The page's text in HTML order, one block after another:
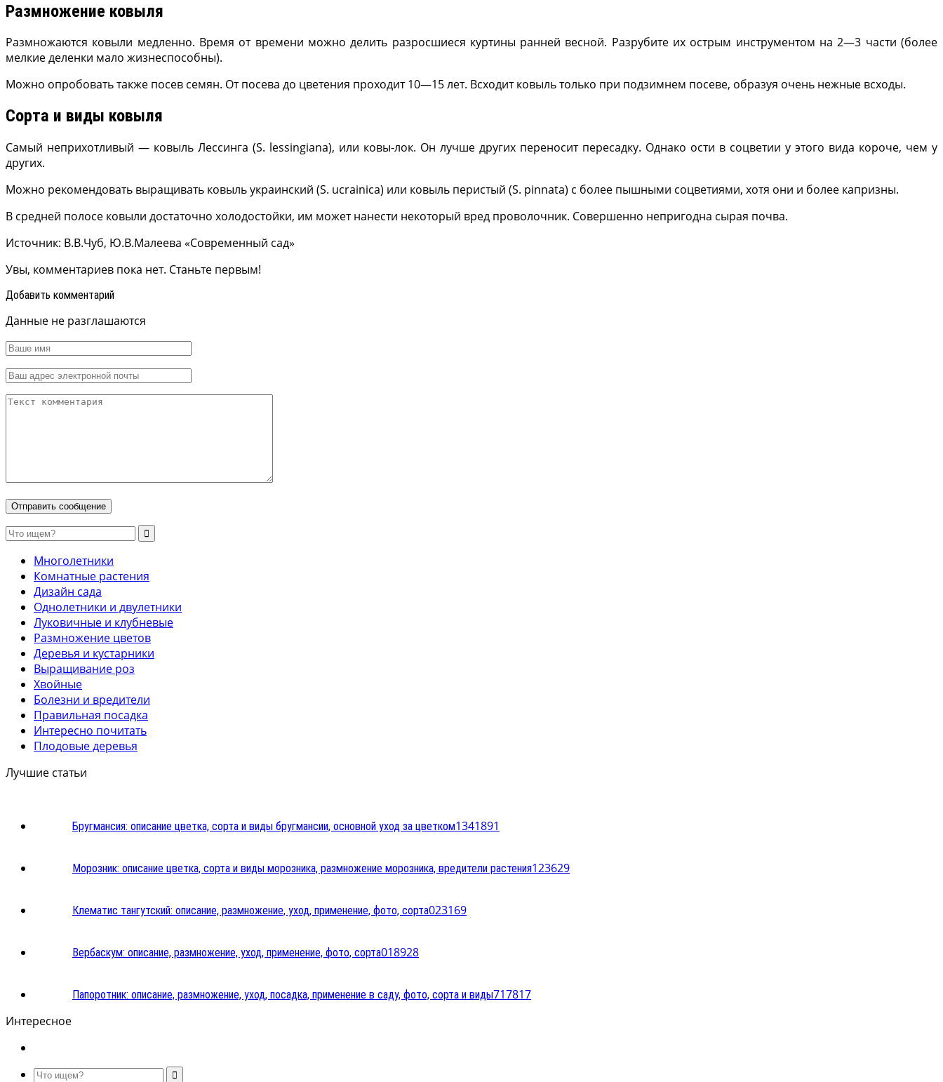
Размножение ковыля
Размножаются ковыли медленно. Время от времени можно делить разросшиеся куртины ранней весной. Разрубите их острым инструмен­том на 2—3 части (более
мелкие деленки мало жизнеспособны).
Мож­но опробовать также посев семян. От посева до цветения проходит 10—15 лет. Всходит ковыль только при подзимнем посеве, образуя очень нежные всходы.
Сорта и виды ковыля
Самый неприхотливый — ковыль Лессинга (S. lessingiana), или ковы-лок. Он лучше других переносит пересадку. Однако ости в соцветии у этого вида короче, чем у
других.
Можно рекомендовать выращивать ковыль украинский (S. ucrainica) или ковыль перистый (S. pinnata) с более пышными соцветиями, хотя они и более капризны.
В средней полосе ковыли достаточно холодостойки, им может нанес­ти некоторый вред проволочник. Совершенно непригодна сырая почва.
Источник: В.В.Чуб, Ю.В.Малеева «Современный сад»
Увы, комментариев пока нет. Станьте первым!
Добавить комментарий
Данные не разглашаются
Многолетники
Комнатные растения
Дизайн сада
Однолетники и двулетники
Луковичные и клубневые
Размножение цветов
Деревья и кустарники
Выращивание роз
Хвойные
Болезни и вредители
Правильная посадка
Интересно почитать
Плодовые деревья
Лучшие статьи
Бругмансия: описание цветка, сорта и виды бругмансии, основной уход за цветком1341891
Морозник: описание цветка, сорта и виды морозника, размножение морозника, вредители растения123629
Клематис тангутский: описание, размножение, уход, применение, фото, сорта023169
Вербаскум: описание, размножение, уход, применение, фото, сорта018928
Папоротник: описание, размножение, уход, посадка, применение в саду, фото, сорта и виды717817
Интересное